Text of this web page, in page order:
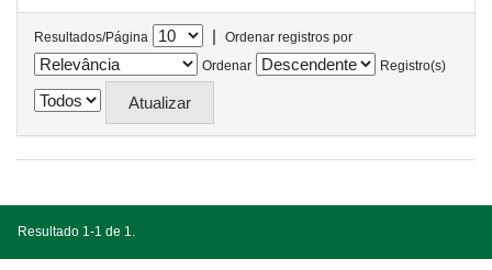
Resultados/Página |
Ordenar registros por
Ordenar
Registro(s)
Resultado 1-1 de 1.